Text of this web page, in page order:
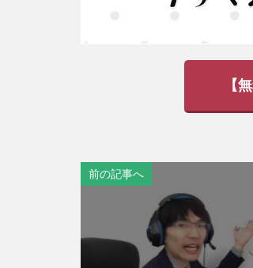
【
前の記事へ